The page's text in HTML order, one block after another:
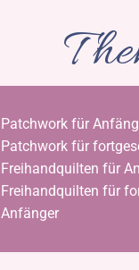
Patchwork für
Patchwork für
Freihandquilten für
Freihandquilten für
Anfänger